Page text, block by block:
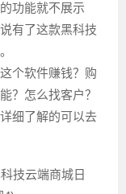
功能就不展示
有了这款黑科技
个软件赚钱？购
？怎么找客户？
细了解的可以去